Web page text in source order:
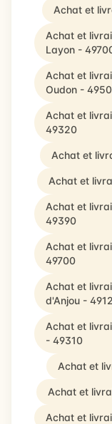
Achat et
Achat et
Layon -
Achat et
Oudon -
Achat et
49320
Achat et
Achat et
Achat et
49390
Achat et
49700
Achat et
d'Anjou -
Achat et
- 49310
Achat et
Achat et
Achat et